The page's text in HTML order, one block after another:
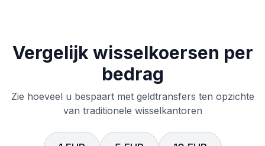
Vergelijk wisselkoersen per
bedrag
Zie hoeveel u bespaart met geldtransfers ten opzichte
van traditionele wisselkantoren